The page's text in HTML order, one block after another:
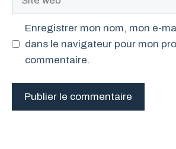
Enregistrer mon nom, mon e-
dans le navigateur pour mon
commentaire.